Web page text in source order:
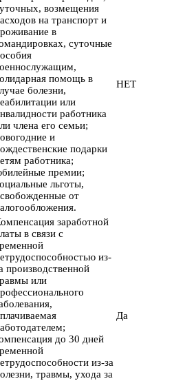
возмещения
на транспорт и
в
суточные
помощь в
болезни,
или
работника
члена его семьи;
и
подарки
работника;
премии;
льготы,
от
НЕТ
заработной
в связи с
из-
производственной
или
до 30 дней
из-за
травмы, ухода за
Да